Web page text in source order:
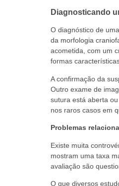
Diagnosticando
O diagnóstico de
da morfologia
acometida, com um
formas
A confirmação da
Outro exame de
sutura está aberta
nos raros casos em
Problemas
Existe muita
mostram uma taxa
avaliação são
O que diversos